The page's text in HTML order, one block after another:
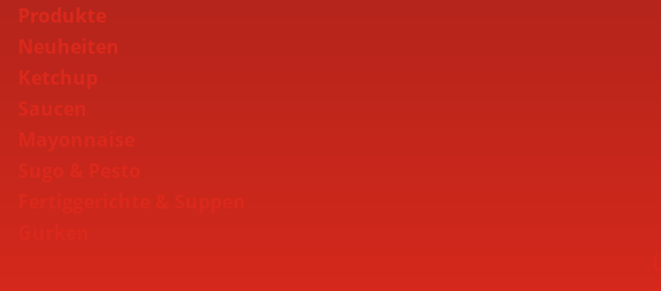
Produkte
Neuheiten
Ketchup
Saucen